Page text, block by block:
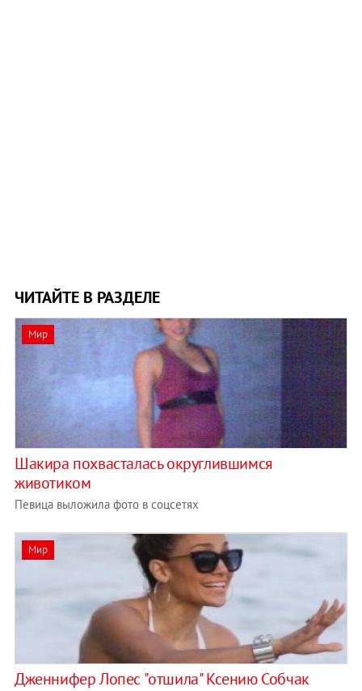
ЧИТАЙТЕ В РАЗДЕЛЕ
Мир
Шакира похвасталась округлившимся
животиком
Певица выложила фото в соцсетях
Мир
Дженнифер Лопес "отшила" Ксению Собчак